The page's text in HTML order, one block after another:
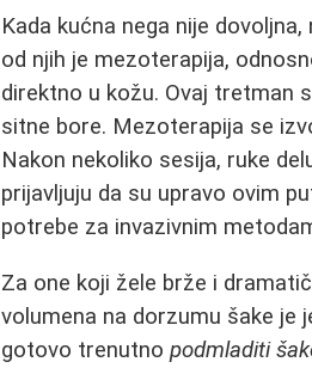
Kada kućna nega nije
od njih je mezoterapija,
direktno u kožu. Ovaj tretman
sitne bore. Mezoterapija se
Nakon nekoliko sesija, ruke
prijavljuju da su upravo ovim
potrebe za invazivnim
Za one koji žele brže i
volumena na dorzumu šake je
gotovo trenutnopodmladiti